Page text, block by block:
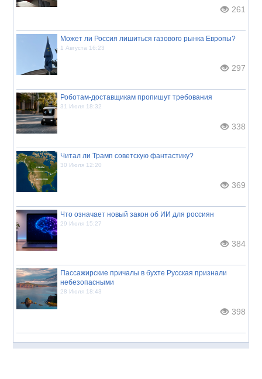
261
Может ли Россия лишиться газового рынка Европы?
1 Августа 16:23
297
Роботам-доставщикам пропишут требования
31 Июля 18:32
338
Читал ли Трамп советскую фантастику?
30 Июля 12:20
369
Что означает новый закон об ИИ для россиян
29 Июля 15:27
384
Пассажирские причалы в бухте Русская признали
небезопасными
28 Июля 18:43
398